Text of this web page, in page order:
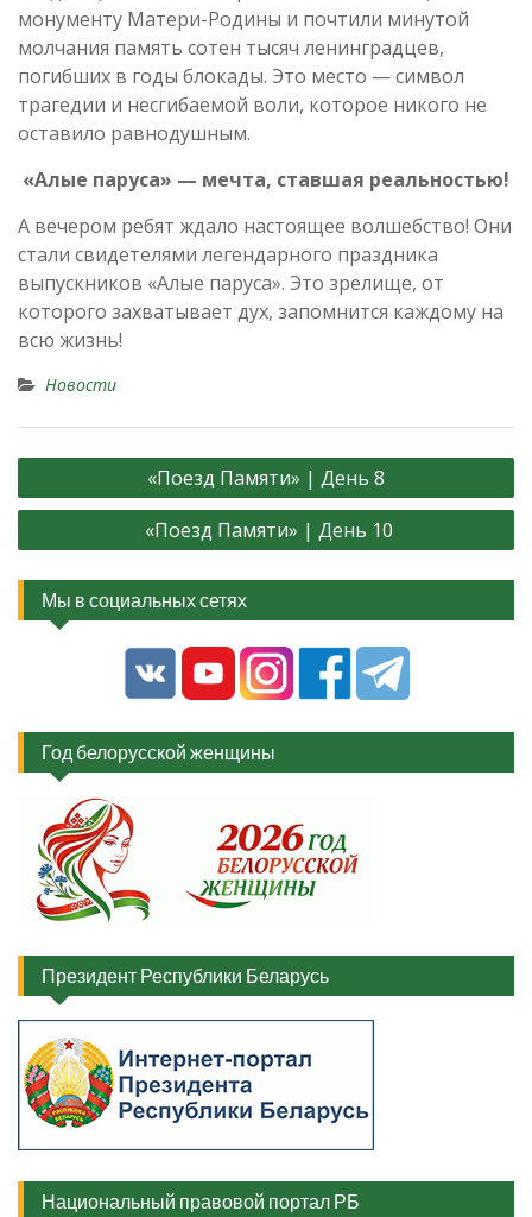
монументу Матери-Родины и почтили минутой
молчания память сотен тысяч ленинградцев,
погибших в годы блокады. Это место — символ
трагедии и несгибаемой воли, которое никого не
оставило равнодушным.
«Алые паруса» — мечта, ставшая реальностью!
А вечером ребят ждало настоящее волшебство! Они
стали свидетелями легендарного праздника
выпускников «Алые паруса». Это зрелище, от
которого захватывает дух, запомнится каждому на
всю жизнь!
Новости
Навигация
по
«Поезд Памяти» | День 8
«Поезд Памяти» | День 10
Мы в социальных сетях
Год белорусской женщины
Президент Республики Беларусь
Национальный правовой портал РБ